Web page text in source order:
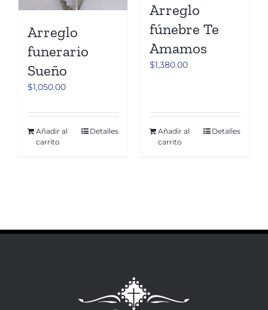
Arreglo
funerario
Sueño
$1,050.00
Añadir al
carrito
Detalles
Arreglo
fúnebre Te
Amamos
$1,380.00
Añadir al
carrito
Detalles